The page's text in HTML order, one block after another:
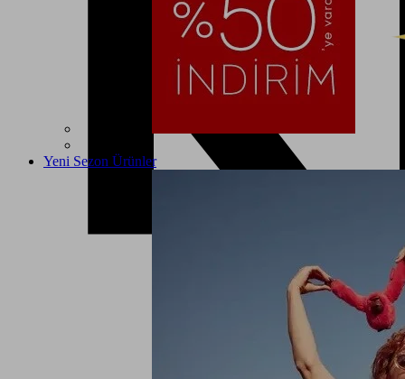
Yeni Sezon Ürünler